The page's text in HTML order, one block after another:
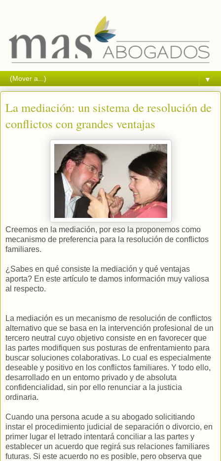
▼
La mediación: un sistema de resolución de
conflictos con grandes ventajas
Creemos en la mediación, por eso la proponemos como
mecanismo de preferencia para la resolución de conflictos
familiares.
¿Sabes en qué consiste la mediación y qué ventajas
aporta? En este artículo te damos información muy valiosa
al respecto.
La mediación es un mecanismo de resolución de conflictos
alternativo que se basa en la intervención profesional de un
tercero neutral cuyo objetivo consiste en en favorecer que
las partes modifiquen sus posturas de enfrentamiento para
buscar soluciones colaborativas. Lo cual es especialmente
deseable y positivo en los conflictos familiares. Y todo ello,
desarrollado en un entorno privado y de absoluta
confidencialidad, sin por ello renunciar a la justicia
ordinaria.
Cuando una persona acude a su abogado solicitiando
instar el procedimiento judicial de separación o divorcio, en
primer lugar el letrado intentará conciliar a las partes y
establecer un acuerdo que regirá sus relaciones familiares
futuras. Si este acuerdo no es posible, pero observa que